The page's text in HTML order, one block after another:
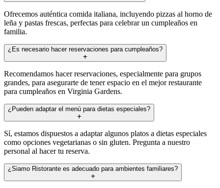
Ofrecemos auténtica comida italiana, incluyendo pizzas al horno de
leña y pastas frescas, perfectas para celebrar un cumpleaños en
familia.
¿Es necesario hacer reservaciones para cumpleaños?
Recomendamos hacer reservaciones, especialmente para grupos
grandes, para asegurarte de tener espacio en el mejor restaurante
para cumpleaños en Virginia Gardens.
¿Pueden adaptar el menú para dietas especiales?
Sí, estamos dispuestos a adaptar algunos platos a dietas especiales
como opciones vegetarianas o sin gluten. Pregunta a nuestro
personal al hacer tu reserva.
¿Siamo Ristorante es adecuado para ambientes familiares?